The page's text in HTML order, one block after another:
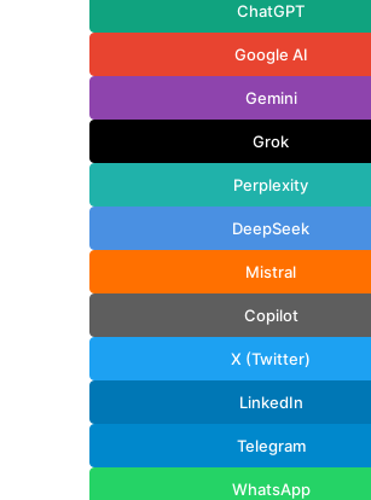
ChatGPT
Google AI
Gemini
Grok
Perplexity
DeepSeek
Mistral
Copilot
X (Twitter)
LinkedIn
Telegram
WhatsApp